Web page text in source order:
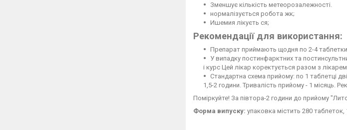
Зменшує кількість метеорозалежності.
нормалізується робота жк;
Ишемия лікуєть ся;
Рекомендації для використання:
Препарат приймають щодня по 2-4
У випадку постинфарктних та
і курс Цей лікар коректується разом з лікарем.
Стандартна схема прийому: по 1 таблетці
1,5-2 години. Тривалість прийому - 1 місяць.
Поміркуйте! За півтора-2 години до прийому
Форма випуску: упаковка містить 280